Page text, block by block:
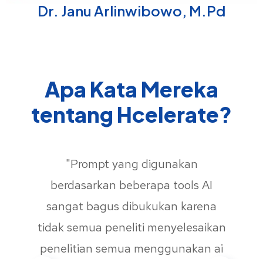
Dr. Janu Arlinwibowo, M.Pd
Apa Kata Mereka
tentang Hcelerate?
"Prompt yang digunakan
berdasarkan beberapa tools AI
sangat bagus dibukukan karena
tidak semua peneliti menyelesaikan
penelitian semua menggunakan ai